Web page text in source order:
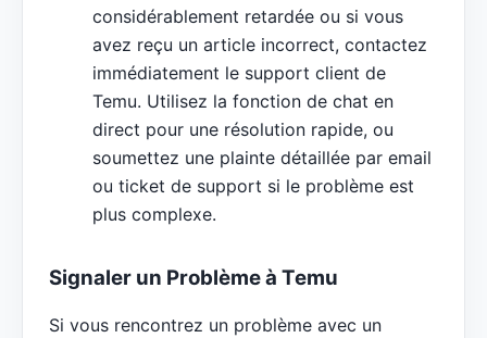
considérablement retardée ou si vous
avez reçu un article incorrect, contactez
immédiatement le support client de
Temu. Utilisez la fonction de chat en
direct pour une résolution rapide, ou
soumettez une plainte détaillée par email
ou ticket de support si le problème est
plus complexe.
Signaler un Problème à Temu
Si vous rencontrez un problème avec un